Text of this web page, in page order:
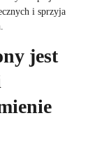
i sprzyja
jest